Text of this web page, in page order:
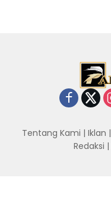
Tentang Kami | Iklan |
Redaksi |